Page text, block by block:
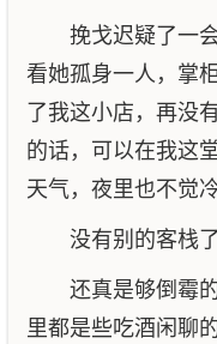
挽戈迟疑了一
看她孤身一人，掌
了我这小店，再没
的话，可以在我这
天气，夜里也不觉
没有别的客栈了
还真是够倒霉
里都是些吃酒闲聊